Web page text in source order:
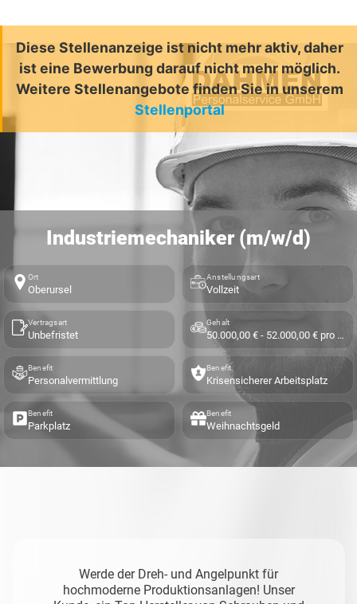
Diese Stellenanzeige ist nicht mehr aktiv, daher
ist eine Bewerbung darauf nicht mehr möglich.
Weitere Stellenangebote finden Sie in unserem
Stellenportal
Industriemechaniker (m/w/d)
Ort
Oberursel
Anstellungsart
Vollzeit
Vertragsart
Unbefristet
Gehalt
50.000,00 € - 52.000,00 € pro Jahr
Benefit
Personalvermittlung
Benefit
Krisensicherer Arbeitsplatz
Benefit
Parkplatz
Benefit
Weihnachtsgeld
Werde der Dreh- und Angelpunkt für
hochmoderne Produktionsanlagen! Unser